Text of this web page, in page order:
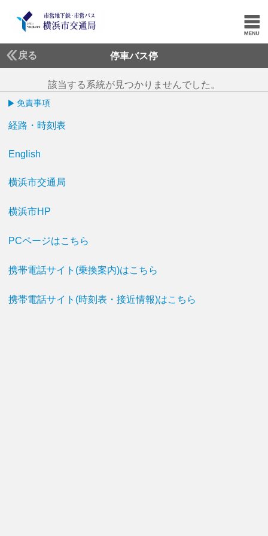
戻る 停車バス停
該当する系統が見つかりませんでした。
免責事項
経路・時刻表
English
横浜市交通局
横浜市HP
PCページはこちら
携帯電話サイト(乗換案内)はこちら
携帯電話サイト(時刻表・接近情報)はこちら